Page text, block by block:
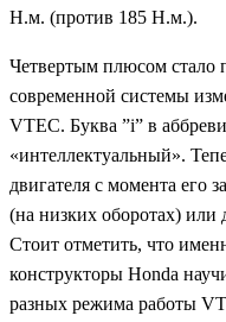
Н.м. (против 185 Н.м.).
Четвертым плюсом стало
современной системы
VTEC. Буква ”i” в
«интеллектуальный».
двигателя с момента его
(на низких оборотах)
Стоит отметить, что
конструкторы Honda
разных режима работы